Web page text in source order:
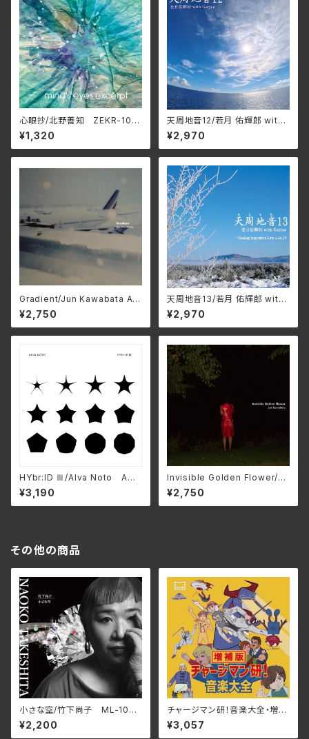
心眼抄/北野善知 ZEKR-100
8
¥1,320
天周地音12/若月 佑輝郎 with
Garjue TXTH-0036(仕様:
CD)
¥2,970
Gradient/Jun Kawabata AP
-1105
¥2,750
天周地音13/若月 佑輝郎 with
Garjue TXTH-0037(仕様:
CD)
¥2,970
HYbr:ID Ⅲ/Alva Noto AMI
P-0364(仕様:CD)
¥3,190
Invisible Golden Flower/Ju
n Kawabata AP-1107
¥2,750
その他の商品
小さな空/竹下尚子 ML-1048
(仕様:CD)
¥2,200
チャージマン研！音楽大全・増補
版/宮内國郎 3SCD-0077
(仕様:CD)
¥3,057